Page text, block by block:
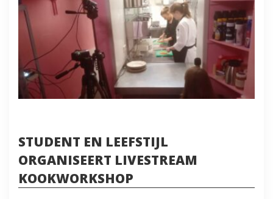
STUDENT EN LEEFSTIJL
ORGANISEERT LIVESTREAM
KOOKWORKSHOP